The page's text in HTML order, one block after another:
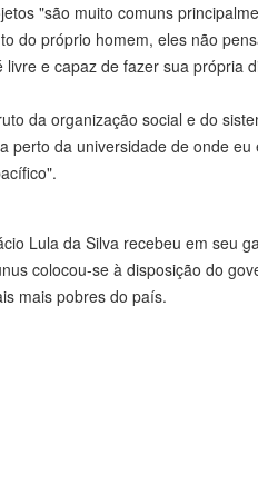
"são muito comuns
do próprio homem, eles não
e capaz de fazer sua própria
da organização social e do
perto da universidade de onde
Lula da Silva recebeu em seu
colocou-se à disposição do
mais pobres do país.